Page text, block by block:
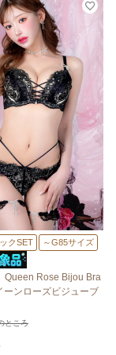
クSET ～G85サイズ
Queen Rose Bijou Bra
ーンローズビジューブ
ところ